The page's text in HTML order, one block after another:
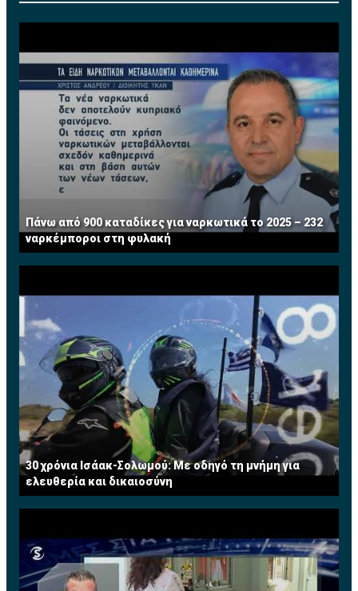
Πάνω από 900 καταδίκες για ναρκωτικά το 2025 – 232
ναρκέμποροι στη φυλακή
30 χρόνια Ισάακ-Σολωμού: Με οδηγό τη μνήμη για
ελευθερία και δικαιοσύνη